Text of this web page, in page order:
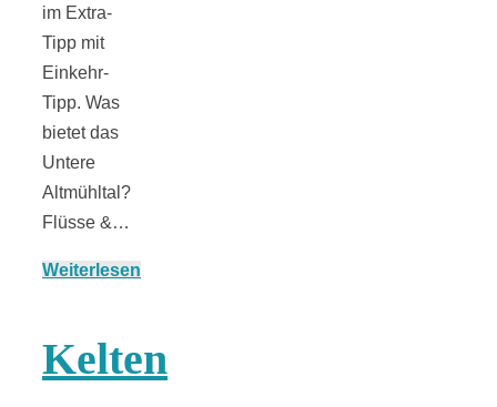
im Extra-
Tipp mit
Einkehr-
Tipp. Was
bietet das
Untere
Altmühltal?
Flüsse &…
Weiterlesen
Kelten